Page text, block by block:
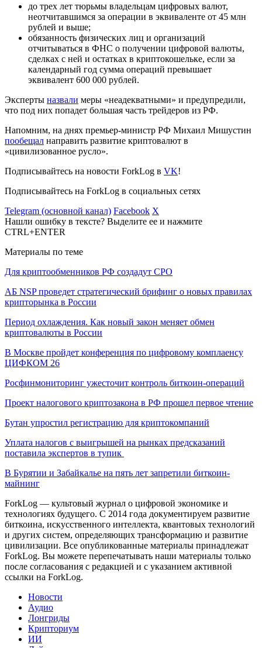
до трех лет тюрьмы владельцам цифровых валют,
неотчитавшимся за операции в эквиваленте от 45 млн
рублей и выше;
обязанность физических лиц и организаций
отчитываться в ФНС о получении цифровой валюты,
сделках с ней и остатках в криптокошельке, если за
календарный год сумма операций превышает
эквивалент 600 000 рублей.
Эксперты назвали меры «неадекватными» и предупредили,
что под них попадет большая часть трейдеров из РФ.
Напомним, на днях премьер-министр РФ Михаил Мишустин
пообещал направить развитие криптовалют в
«цивилизованное русло».
Подписывайтесь на новости ForkLog в VK!
Подписывайтесь на ForkLog в социальных сетях
Telegram (основной канал) Facebook X
Нашли ошибку в тексте? Выделите ее и нажмите
CTRL+ENTER
Материалы по теме
Для криптообменников РФ создадут СРО
АБ NSP проведет стратегический брифинг о новых правилах
крипторынка в России
Период охлаждения. Как новый закон меняет обмен
криптовалюты в России
В Москве пройдет конференция по цифровому комплаенсу
ЦИФКОМ 26
Росфинмониторинг ужесточит контроль биткоин-операций
Проект налогового криптозакона в РФ прошел первое чтение
Бутан упростил регистрацию для криптокомпаний
Уплата налогов с выигрышей на рынках предсказаний
поставила экспертов в тупик
В Бурятии и Забайкалье на пять лет запретили биткоин-
майнинг
ForkLog — культовый журнал о цифровой экономике и
технологиях будущего. С 2014 года документируем развитие
биткоина, искусственного интеллекта, квантовых технологий
и других систем, определяющих трансформацию и развитие
цивилизации. Все опубликованные материалы принадлежат
ForkLog. Вы можете перепечатывать наши материалы только
после согласования с редакцией и с указанием активной
ссылки на ForkLog.
Новости
Аудио
Лонгриды
Крипториум
ИИ